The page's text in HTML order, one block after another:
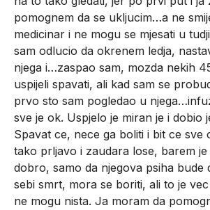
pomognem da se ukljucim…a ne
medicinar i ne mogu se mjesati u
sam odlucio da okrenem ledja,
njega i…zaspao sam, mozda nekih
uspijeli spavati, ali kad sam se
prvo sto sam pogledao u
sve je ok. Uspjelo je miran je i dobio
Spavat ce, nece ga boliti i bit ce sve
tako prljavo i zaudara lose, barem
dobro, samo da njegova psiha bude
sebi smrt, mora se boriti, ali to je
ne mogu nista. Ja moram da